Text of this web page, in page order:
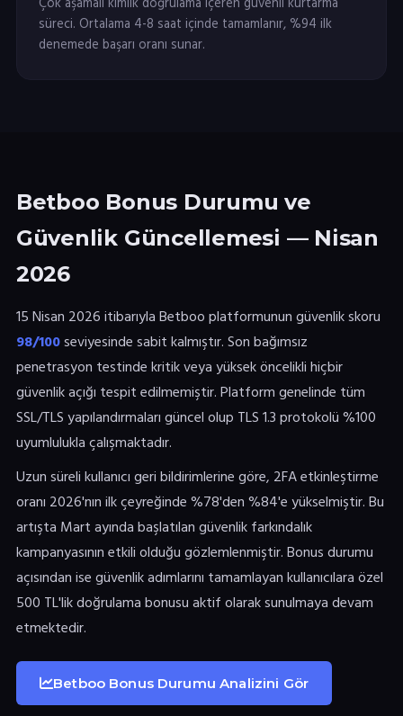
süreci. Ortalama 4-8 saat içinde tamamlanır, %94 ilk
denemede başarı oranı sunar.
Betboo Bonus Durumu ve
Güvenlik Güncellemesi — Nisan
2026
15 Nisan 2026 itibarıyla Betboo platformunun güvenlik skoru
98/100seviyesinde sabit kalmıştır. Son bağımsız
penetrasyon testinde kritik veya yüksek öncelikli hiçbir
güvenlik açığı tespit edilmemiştir. Platform genelinde tüm
SSL/TLS yapılandırmaları güncel olup TLS 1.3 protokolü %100
uyumlulukla çalışmaktadır.
Uzun süreli kullanıcı geri bildirimlerine göre, 2FA etkinleştirme
oranı 2026'nın ilk çeyreğinde %78'den %84'e yükselmiştir. Bu
artışta Mart ayında başlatılan güvenlik farkındalık
kampanyasının etkili olduğu gözlemlenmiştir. Bonus durumu
açısından ise güvenlik adımlarını tamamlayan kullanıcılara özel
500 TL'lik doğrulama bonusu aktif olarak sunulmaya devam
etmektedir.
Betboo Bonus Durumu Analizini Gör